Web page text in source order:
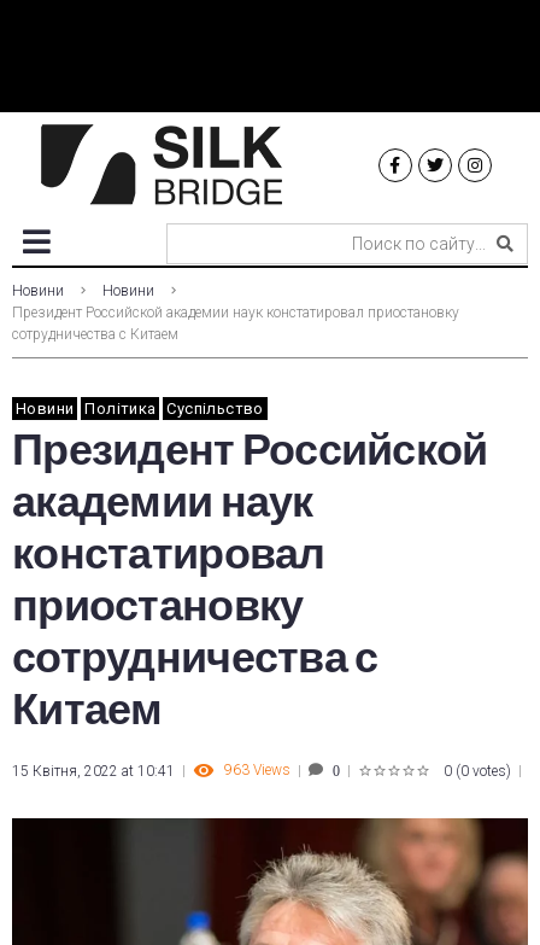
Новини
Новини
Президент Российской академии наук констатировал приостановку
сотрудничества с Китаем
Новини Політика Суспільство
Президент Российской
академии наук
констатировал
приостановку
сотрудничества с
Китаем
15 Квітня, 2022 at 10:41 963 Views 0 0 (0 votes)